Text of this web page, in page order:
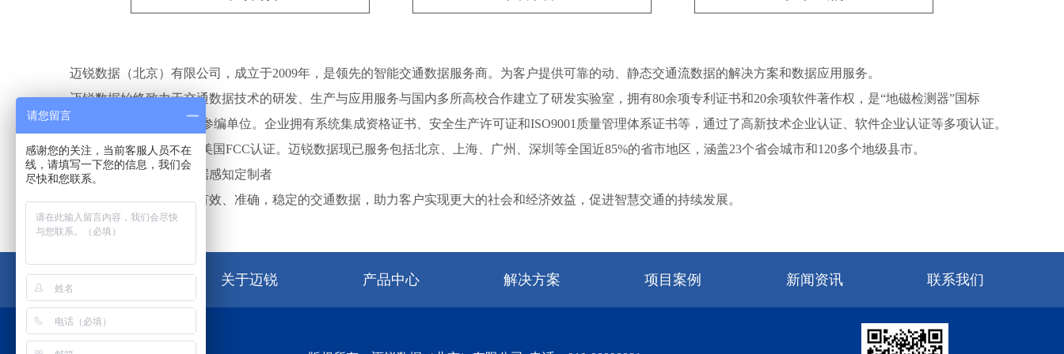
迈锐数据（北京）有限公司，成立于2009年，是领先的智能交通数据服务商。为客户提供可靠的动、静态交通流数据的解决方案和数据应用服务。
迈锐数据始终致力于交通数据技术的研发、生产与应用服务与国内多所高校合作建立了研发实验室，拥有80余项专利证书和20余项软件著作权，是“地磁检测器”国标
（GB/T 35548-2017）主要参编单位。企业拥有系统集成资格证书、安全生产许可证和ISO9001质量管理体系证书等，通过了高新技术企业认证、软件企业认证等多项认证。
产品取得了欧盟CE认证、美国FCC认证。迈锐数据现已服务包括北京、上海、广州、深圳等全国近85%的省市地区，涵盖23个省会城市和120多个地级县市。
企业愿景：智能交通数据感知定制者
企业使命：为客户提供有效、准确，稳定的交通数据，助力客户实现更大的社会和经济效益，促进智慧交通的持续发展。
网站首页 关于迈锐 产品中心 解决方案 项目案例 新闻资讯 联系我们
请您留言
感谢您的关注，当前客服人员不在
线，请填写一下您的信息，我们会
尽快和您联系。